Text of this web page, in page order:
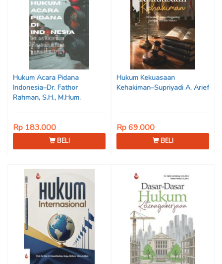
Hukum Acara Pidana
Indonesia–Dr. Fathor
Rahman, S.H., M.Hum.
Rp 183.000
BELI
Hukum Kekuasaan
Kehakiman–Supriyadi A. Arief
Rp 69.000
BELI